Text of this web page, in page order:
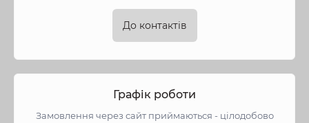
До контактів
Графік роботи
Замовлення через сайт приймаються - цілодобово